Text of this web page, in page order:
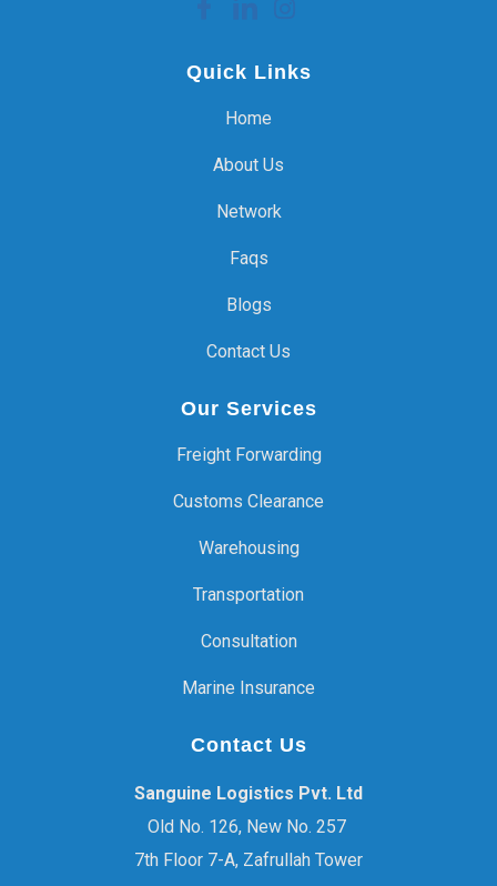
Quick Links
Home
About Us
Network
Faqs
Blogs
Contact Us
Our Services
Freight Forwarding
Customs Clearance
Warehousing
Transportation
Consultation
Marine Insurance
Contact Us
Sanguine Logistics Pvt. Ltd
Old No. 126, New No. 257
7th Floor 7-A, Zafrullah Tower